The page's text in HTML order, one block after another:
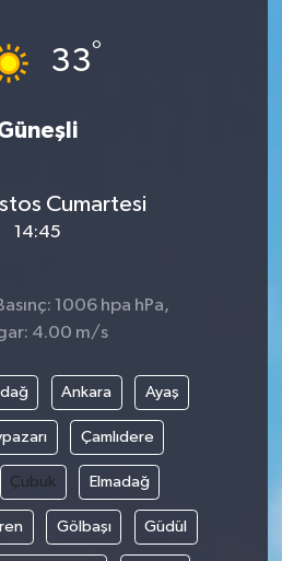
33°
Cumartesi
14:45
1006 hpa hPa,
4.00 m/s
Ankara Ayaş
Çamlıdere
Çubuk Elmadağ
Gölbaşı Güdül